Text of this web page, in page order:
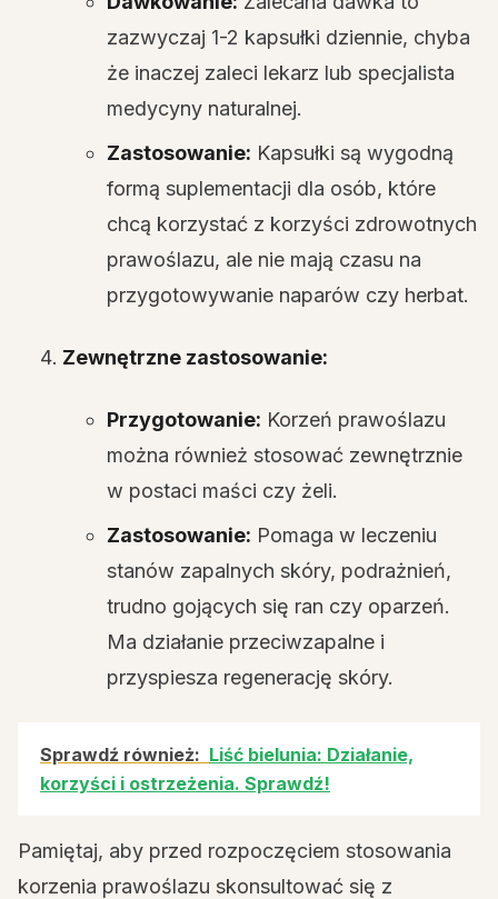
zazwyczaj 1-2 kapsułki dziennie, chyba
że inaczej zaleci lekarz lub specjalista
medycyny naturalnej.
Zastosowanie: Kapsułki są wygodną
formą suplementacji dla osób, które
chcą korzystać z korzyści zdrowotnych
prawoślazu, ale nie mają czasu na
przygotowywanie naparów czy herbat.
Zewnętrzne zastosowanie:
Przygotowanie: Korzeń prawoślazu
można również stosować zewnętrznie
w postaci maści czy żeli.
Zastosowanie: Pomaga w leczeniu
stanów zapalnych skóry, podrażnień,
trudno gojących się ran czy oparzeń.
Ma działanie przeciwzapalne i
przyspiesza regenerację skóry.
Sprawdź również: Liść bielunia: Działanie,
korzyści i ostrzeżenia. Sprawdź!
Pamiętaj, aby przed rozpoczęciem stosowania
korzenia prawoślazu skonsultować się z